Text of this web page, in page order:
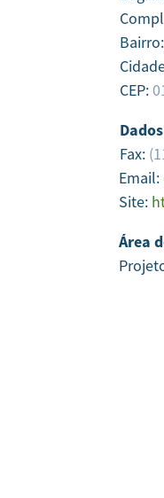
Bairro:
CEP:
Fax:
Email:
Site:
Área